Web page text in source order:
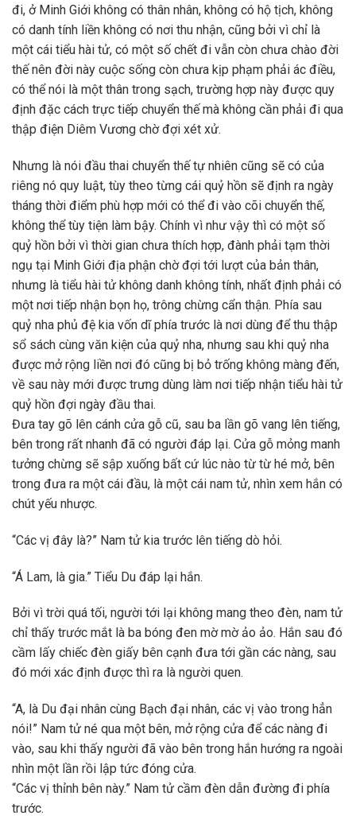
đi, ở Minh Giới không có thân nhân, không có hộ tịch, không
có danh tính liền không có nơi thu nhận, cũng bởi vì chỉ là
một cái tiểu hài tử, có một số chết đi vẫn còn chưa chào đời
thế nên đời này cuộc sống còn chưa kịp phạm phải ác điều,
có thể nói là một thân trong sạch, trường hợp này được quy
định đặc cách trực tiếp chuyển thế mà không cần phải đi qua
thập điện Diêm Vương chờ đợi xét xử.
Nhưng là nói đầu thai chuyển thế tự nhiên cũng sẽ có của
riêng nó quy luật, tùy theo từng cái quỷ hồn sẽ định ra ngày
tháng thời điểm phù hợp mới có thể đi vào cõi chuyển thế,
không thể tùy tiện làm bậy. Chính vì như vậy thì có một số
quỷ hồn bởi vì thời gian chưa thích hợp, đành phải tạm thời
ngụ tại Minh Giới địa phận chờ đợi tới lượt của bản thân,
nhưng là tiểu hài tử không danh không tính, nhất định phải có
một nơi tiếp nhận bọn họ, trông chừng cẩn thận. Phía sau
quỷ nha phủ đệ kia vốn dĩ phía trước là nơi dùng để thu thập
sổ sách cùng văn kiện của quỷ nha, nhưng sau khi quỷ nha
được mở rộng liền nơi đó cũng bị bỏ trống không màng đến,
về sau này mới được trưng dùng làm nơi tiếp nhận tiểu hài tử
quỷ hồn đợi ngày đầu thai.
Đưa tay gõ lên cánh cửa gỗ cũ, sau ba lần gõ vang lên tiếng,
bên trong rất nhanh đã có người đáp lại. Cửa gỗ mỏng manh
tưởng chừng sẽ sập xuống bất cứ lúc nào từ từ hé mở, bên
trong đưa ra một cái đầu, là một cái nam tử, nhìn xem hắn có
chút yếu nhược.
“Các vị đây là?” Nam tử kia trước lên tiếng dò hỏi.
“Á Lam, là gia.” Tiểu Du đáp lại hắn.
Bởi vì trời quá tối, người tới lại không mang theo đèn, nam tử
chỉ thấy trước mắt là ba bóng đen mờ mờ ảo ảo. Hắn sau đó
cầm lấy chiếc đèn giấy bên cạnh đưa tới gần các nàng, sau
đó mới xác định được thì ra là người quen.
“A, là Du đại nhân cùng Bạch đại nhân, các vị vào trong hẳn
nói!” Nam tử né qua một bên, mở rộng cửa để các nàng đi
vào, sau khi thấy người đã vào bên trong hắn hướng ra ngoài
nhìn một lần rồi lập tức đóng cửa.
“Các vị thỉnh bên này.” Nam tử cầm đèn dẫn đường đi phía
trước.